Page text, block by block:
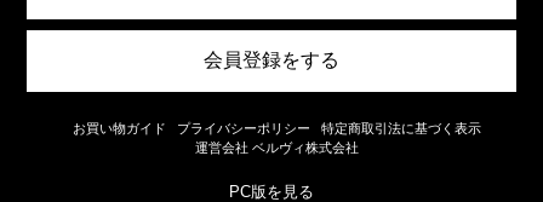
会員登録をする
お買い物ガイド プライバシーポリシー
特定商取引法に基づく表示
運営会社 ベルヴィ株式会社
PC版を見る